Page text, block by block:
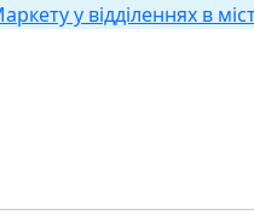
у відділеннях в